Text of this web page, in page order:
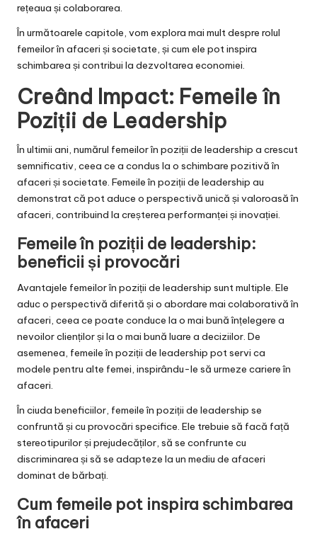
rețeaua și colaborarea.
În următoarele capitole, vom explora mai mult despre rolul
femeilor în afaceri și societate, și cum ele pot inspira
schimbarea și contribui la dezvoltarea economiei.
Creând Impact: Femeile în
Poziții de Leadership
În ultimii ani, numărul femeilor în poziții de leadership a crescut
semnificativ, ceea ce a condus la o schimbare pozitivă în
afaceri și societate. Femeile în poziții de leadership au
demonstrat că pot aduce o perspectivă unică și valoroasă în
afaceri, contribuind la creșterea performanței și inovației.
Femeile în poziții de leadership:
beneficii și provocări
Avantajele femeilor în poziții de leadership sunt multiple. Ele
aduc o perspectivă diferită și o abordare mai colaborativă în
afaceri, ceea ce poate conduce la o mai bună înțelegere a
nevoilor clienților și la o mai bună luare a deciziilor. De
asemenea, femeile în poziții de leadership pot servi ca
modele pentru alte femei, inspirându-le să urmeze cariere în
afaceri.
În ciuda beneficiilor, femeile în poziții de leadership se
confruntă și cu provocări specifice. Ele trebuie să facă față
stereotipurilor și prejudecăților, să se confrunte cu
discriminarea și să se adapteze la un mediu de afaceri
dominat de bărbați.
Cum femeile pot inspira schimbarea
în afaceri